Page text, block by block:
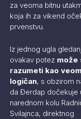
za veoma bitnu
koja ih za vikend
prvenstvu.
Iz jednog ugla
ovakav potez može
razumeti kao
logičan, s obzirom
da Đerdap dočekuje
narednom kolu
Svilajnca, direktnog